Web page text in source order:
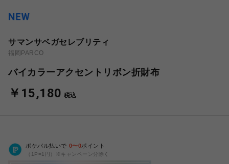
サマンサベガセレブリティ
福岡PARCO
バイカラーアクセントリボン折財布
￥15,180 税込
ポケパル払いで 0〜0ポイント
（1P=1円）※キャンペーン分除く